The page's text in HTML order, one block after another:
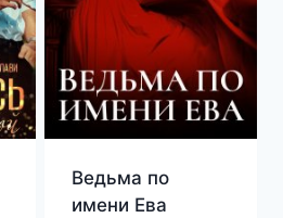
Ведьма по
имени Ева